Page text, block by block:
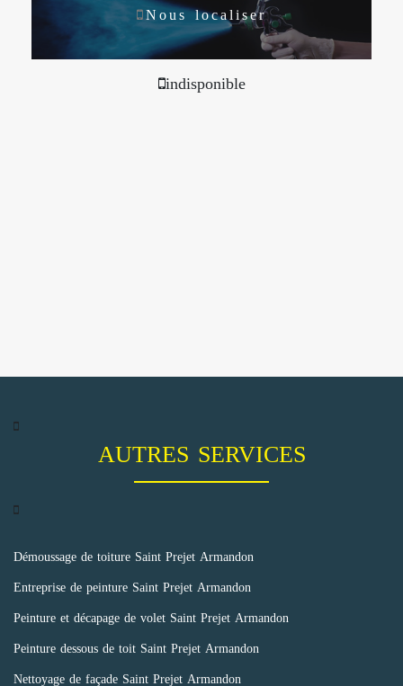
Nous localiser
indisponible
AUTRES SERVICES
Démoussage de toiture Saint Prejet Armandon
Entreprise de peinture Saint Prejet Armandon
Peinture et décapage de volet Saint Prejet Armandon
Peinture dessous de toit Saint Prejet Armandon
Nettoyage de façade Saint Prejet Armandon